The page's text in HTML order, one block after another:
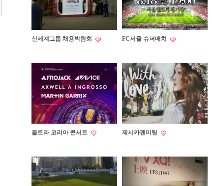
신세계그룹 채용박람회 FC서울 슈퍼매치
울트라 코리아 콘서트 제시카팬미팅